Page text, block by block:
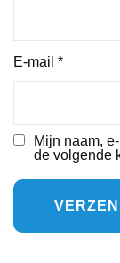
E-mail *
Mijn naam,
de volgende